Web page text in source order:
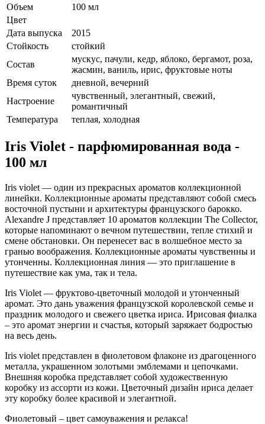
Объем
100 мл
Цвет
Дата выпуска
2015
Стойкость
стойкий
Состав
мускус, пачули, кедр, яблоко, бергамот, роза,
жасмин, ваниль, ирис, фруктовые ноты
Время суток
дневной, вечерний
Настроение
чувственный, элегантный, свежий,
романтичный
Температура
теплая, холодная
Iris Violet - парфюмированная вода -
100 мл
Iris violet — один из прекрасных ароматов коллекционной
линейки. Коллекционные ароматы представляют собой смесь
восточной пустыни и архитектуры французского барокко.
Alexandre J представляет 10 ароматов коллекции The Collector,
которые напоминают о вечном путешествии, тепле стихий и
смене обстановки. Он перенесет вас в волшебное место за
гранью воображения. Коллекционные ароматы чувственны и
утонченны. Коллекционная линия — это приглашение в
путешествие как ума, так и тела.
Iris Violet — фруктово-цветочный молодой и утонченный
аромат. Это дань уважения французской королевской семье и
праздник молодого и свежего цветка ириса. Ирисовая фиалка
– это аромат энергии и счастья, который заряжает бодростью
на весь день.
Iris violet представлен в фиолетовом флаконе из драгоценного
металла, украшенном золотыми эмблемами и цепочками.
Внешняя коробка представляет собой художественную
коробку из ассорти из кожи. Цветочный дизайн ириса делает
эту коробку более красивой и элегантной.
Фиолетовый – цвет самоуважения и релакса!